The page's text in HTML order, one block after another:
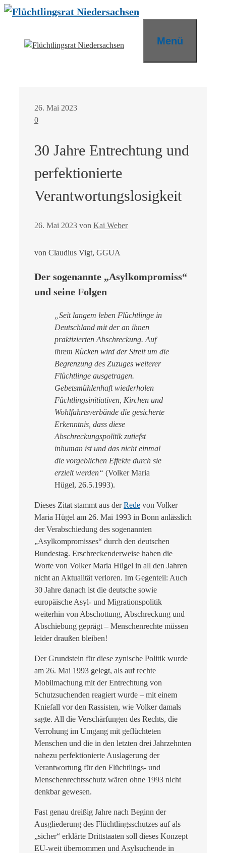
Zum
Menü
26. Mai 2023
0
30 Jahre Entrechtung und
perfektionierte
Verantwortungslosigkeit
26. Mai 2023 von Kai Weber
von Claudius Vigt, GGUA
Der sogenannte „Asylkompromiss“
und seine Folgen
„Seit langem leben Flüchtlinge in
Deutschland mit der an ihnen
praktizierten Abschreckung. Auf
ihrem Rücken wird der Streit um die
Begrenzung des Zuzuges weiterer
Flüchtlinge ausgetragen.
Gebetsmühlenhaft wiederholen
Füchtlingsinitiativen, Kirchen und
Wohlfahrtsverbände die gesicherte
Erkenntnis, dass diese
Abschreckungspolitik zutiefst
inhuman ist und das nicht einmal
die vorgeblichen Effekte durch sie
erzielt werden“ (Volker Maria
Hügel, 26.5.1993).
Dieses Zitat stammt aus derRede von Volker
Maria Hügel am 26. Mai 1993 in Bonn anlässlich
der Verabschiedung des sogenannten
„Asylkompromisses“ durch den deutschen
Bundestag. Erschreckenderweise haben die
Worte von Volker Maria Hügel in all den Jahren
nicht an Aktualität verloren. Im Gegenteil: Auch
30 Jahre danach ist die deutsche sowie
europäische Asyl- und Migrationspolitik
weiterhin von Abschottung, Abschreckung und
Abschiebung geprägt – Menschenrechte müssen
leider draußen bleiben!
Der Grundstein für diese zynische Politik wurde
am 26. Mai 1993 gelegt, als auf rechte
Mobilmachung mit der Entrechtung von
Schutzsuchenden reagiert wurde – mit einem
Kniefall vor den Rassisten, wie Volker damals
sagte. All die Verschärfungen des Rechts, die
Verrohung im Umgang mit geflüchteten
Menschen und die in den letzten drei Jahrzehnten
nahezu perfektionierte Auslagerung der
Verantwortung für den Flüchtlings- und
Menschenrechtsschutz wären ohne 1993 nicht
denkbar gewesen.
Fast genau dreißig Jahre nach Beginn der
Ausgliederung des Flüchtlingsschutzes auf als
„sicher“ erklärte Drittstaaten soll dieses Konzept
EU-weit übernommen und Asylsuchende in